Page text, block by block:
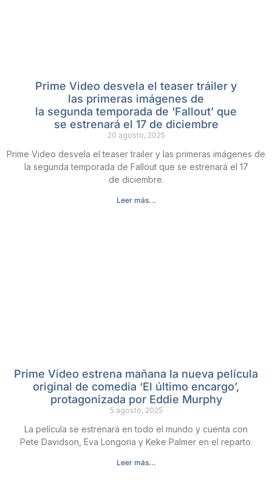
Prime Video desvela el teaser tráiler y
las primeras imágenes de
la segunda temporada de ‘Fallout’ que
se estrenará el 17 de diciembre
20 agosto, 2025
Prime Video desvela el teaser trailer y las primeras imágenes de
la segunda temporada de Fallout que se estrenará el 17
de diciembre.
Leer más...
Prime Video estrena mañana la nueva película
original de comedia ‘El último encargo’,
protagonizada por Eddie Murphy
5 agosto, 2025
La película se estrenará en todo el mundo y cuenta con
Pete Davidson, Eva Longoria y Keke Palmer en el reparto.
Leer más...